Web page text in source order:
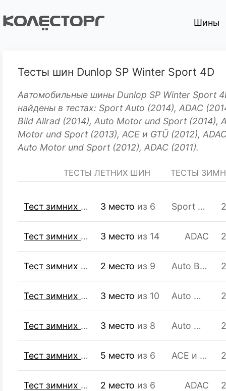
Шины
Тесты шин Dunlop SP Winter Sport 4D
Автомобильные шины Dunlop SP Winter Sport
найдены в тестах: Sport Auto (2014), ADAC
Bild Allrad (2014), Auto Motor und Sport (2014),
Motor und Sport (2013), ACE и GTÜ (2012),
Auto Motor und Sport (2012), ADAC (2011).
ТЕСТЫ ЛЕТНИХ ШИН ТЕСТЫ
Тест зимних шин R18 225/45 3 место из 6 Sport Auto
Тест зимних шин R15 195/65 3 место из 14 ADAC
Тест зимних шин для внедорожников R17 235/65 2 место из 9 Auto Bild Allrad
Тест зимних шин R16 205/55 3 место из 10 Auto Motor und Sport
Тест зимних шин R17 225/50 3 место из 8 Auto Motor und Sport
Тест зимних шин для кроссоверов R16 215/65 5 место из 6 ACE и GTÜ
Тест зимних шин для кроссоверов (SUV) R16 215/65 2 место из 6 ADAC